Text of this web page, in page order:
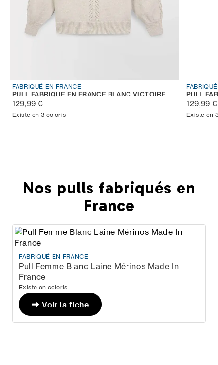
FABRIQUÉ EN FRANCE
PULL FABRIQUÉ EN FRANCE BLANC VICTOIRE
129,99 €
Existe en 3 coloris
PULL
129,99 €
Existe en
Nos pulls fabriqués en
France
EN FRANCE
Blanc Laine Mérinos Made In
coloris
la fiche